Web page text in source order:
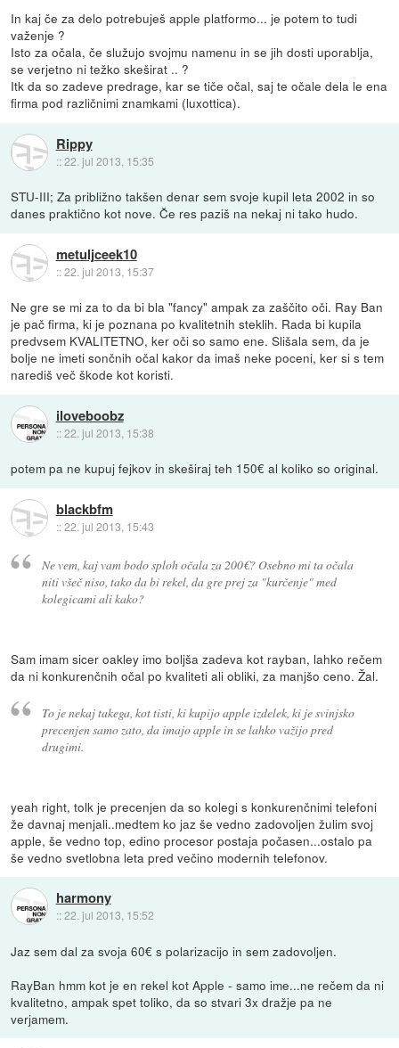
In kaj če za delo potrebuješ apple platformo... je potem to tudi
važenje ?
Isto za očala, če služujo svojmu namenu in se jih dosti uporablja,
se verjetno ni težko skeširat .. ?
Itk da so zadeve predrage, kar se tiče očal, saj te očale dela le ena
firma pod različnimi znamkami (luxottica).
Rippy
::22. jul 2013, 15:35
STU-III; Za približno takšen denar sem svoje kupil leta 2002 in so
danes praktično kot nove. Če res paziš na nekaj ni tako hudo.
metuljceek10
::22. jul 2013, 15:37
Ne gre se mi za to da bi bla "fancy" ampak za zaščito oči. Ray Ban
je pač firma, ki je poznana po kvalitetnih steklih. Rada bi kupila
predvsem KVALITETNO, ker oči so samo ene. Slišala sem, da je
bolje ne imeti sončnih očal kakor da imaš neke poceni, ker si s tem
narediš več škode kot koristi.
iloveboobz
::22. jul 2013, 15:38
potem pa ne kupuj fejkov in skeširaj teh 150€ al koliko so original.
blackbfm
::22. jul 2013, 15:43
Ne vem, kaj vam bodo sploh očala za 200€? Osebno mi ta očala
niti všeč niso, tako da bi rekel, da gre prej za "kurčenje" med
kolegicami ali kako?
Sam imam sicer oakley imo boljša zadeva kot rayban, lahko rečem
da ni konkurenčnih očal po kvaliteti ali obliki, za manjšo ceno. Žal.
To je nekaj takega, kot tisti, ki kupijo apple izdelek, ki je svinjsko
precenjen samo zato, da imajo apple in se lahko važijo pred
drugimi.
yeah right, tolk je precenjen da so kolegi s konkurenčnimi telefoni
že davnaj menjali..medtem ko jaz še vedno zadovoljen žulim svoj
apple, še vedno top, edino procesor postaja počasen...ostalo pa
še vedno svetlobna leta pred večino modernih telefonov.
harmony
::22. jul 2013, 15:52
Jaz sem dal za svoja 60€ s polarizacijo in sem zadovoljen.
RayBan hmm kot je en rekel kot Apple - samo ime...ne rečem da ni
kvalitetno, ampak spet toliko, da so stvari 3x dražje pa ne
verjamem.